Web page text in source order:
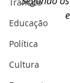
Educação
Política
Cultura